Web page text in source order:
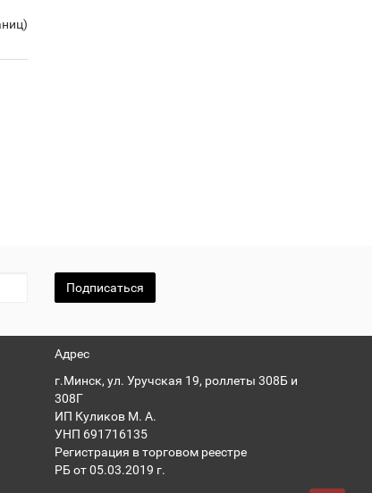
Камень Изумрудный
Капучино
Кварцит Коричневый
Кварцит Светло-Бежевый
Кварцит Светло-Серый
Кварцит Темно-Бежевый
Подписаться
Адрес
г.Минск, ул. Уручская 19, роллеты 308Б и
308Г
ИП Куликов М. А.
УНП 691716135
Регистрация в торговом реестре
РБ от 05.03.2019 г.